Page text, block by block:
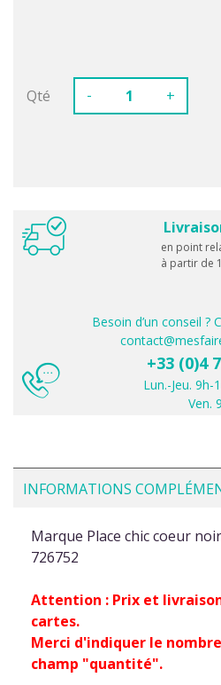
Qté - +
en point
à partir de
Besoin d’un conseil ?
+33 (0)4
Lun.-Jeu.
Ven.
INFORMATIONS
Marque Place chic coeur
726752
Attention : Prix et
cartes.
Merci d'indiquer le
champ "quantité".